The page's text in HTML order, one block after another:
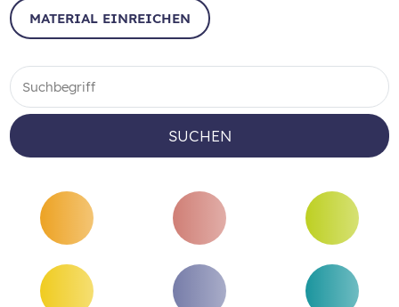
MATERIAL EINREICHEN
SUCHEN